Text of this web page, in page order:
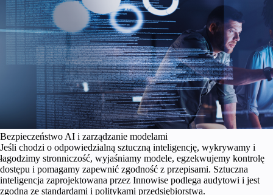
Bezpieczeństwo AI i zarządzanie modelami
Jeśli chodzi o odpowiedzialną sztuczną inteligencję, wykrywamy i
łagodzimy stronniczość, wyjaśniamy modele, egzekwujemy kontrolę
dostępu i pomagamy zapewnić zgodność z przepisami. Sztuczna
inteligencja zaprojektowana przez Innowise podlega audytowi i jest
zgodna ze standardami i politykami przedsiębiorstwa.